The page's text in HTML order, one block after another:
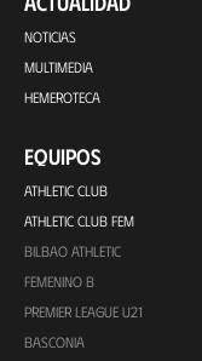
NOTICIAS
MULTIMEDIA
HEMEROTECA
EQUIPOS
ATHLETIC CLUB
ATHLETIC CLUB FEM
BILBAO ATHLETIC
FEMENINO B
PREMIER LEAGUE U21
BASCONIA